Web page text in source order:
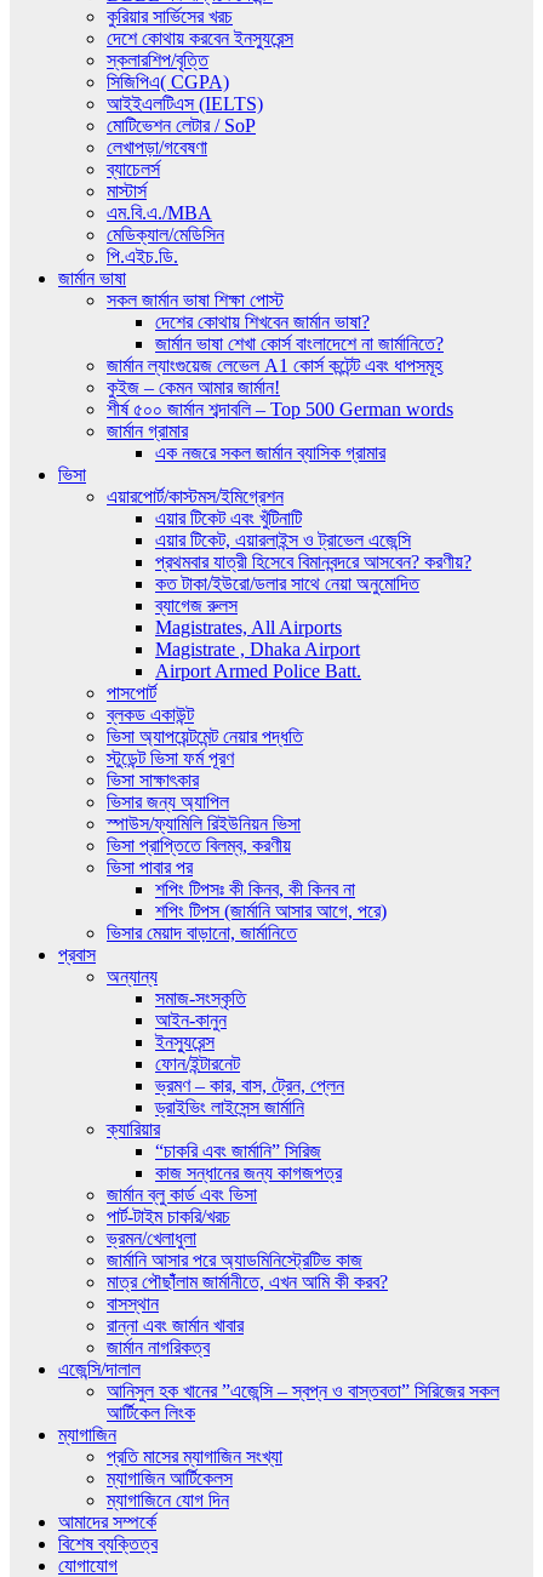
কুরিয়ার সার্ভিসের খরচ
দেশে কোথায় করবেন ইনস্যুরেন্স
স্কলারশিপ/বৃত্তি
সিজিপিএ( CGPA)
আইইএলটিএস (IELTS)
মোটিভেশন লেটার / SoP
লেখাপড়া/গবেষণা
ব্যাচেলর্স
মাস্টার্স
এম.বি.এ./MBA
মেডিক্যাল/মেডিসিন
পি.এইচ.ডি.
জার্মান ভাষা
সকল জার্মান ভাষা শিক্ষা পোস্ট
দেশের কোথায় শিখবেন জার্মান ভাষা?
জার্মান ভাষা শেখা কোর্স বাংলাদেশে না জার্মানিতে?
জার্মান ল্যাংগুয়েজ লেভেল A1 কোর্স কন্টেন্ট এবং ধাপসমূহ
কুইজ – কেমন আমার জার্মান!
শীর্ষ ৫০০ জার্মান শব্দাবলি – Top 500 German words
জার্মান গ্রামার
এক নজরে সকল জার্মান ব্যাসিক গ্রামার
ভিসা
এয়ারপোর্ট/কাস্টমস/ইমিগ্রেশন
এয়ার টিকেট এবং খুঁটিনাটি
এয়ার টিকেট, এয়ারলাইন্স ও ট্রাভেল এজেন্সি
প্রথমবার যাত্রী হিসেবে বিমানবন্দরে আসবেন? করণীয়?
কত টাকা/ইউরো/ডলার সাথে নেয়া অনুমোদিত
ব্যাগেজ রুলস
Magistrates, All Airports
Magistrate , Dhaka Airport
Airport Armed Police Batt.
পাসপোর্ট
ব্লকড একাউন্ট
ভিসা অ্যাপয়েন্টমেন্ট নেয়ার পদ্ধতি
স্টুডেন্ট ভিসা ফর্ম পূরণ
ভিসা সাক্ষাৎকার
ভিসার জন্য অ্যাপিল
স্পাউস/ফ্যামিলি রিইউনিয়ন ভিসা
ভিসা প্রাপ্তিতে বিলম্ব, করণীয়
ভিসা পাবার পর
শপিং টিপসঃ কী কিনব, কী কিনব না
শপিং টিপস (জার্মানি আসার আগে, পরে)
ভিসার মেয়াদ বাড়ানো, জার্মানিতে
প্রবাস
অন্যান্য
সমাজ-সংস্কৃতি
আইন-কানুন
ইনস্যুরেন্স
ফোন/ইন্টারনেট
ভ্রমণ – কার, বাস, ট্রেন, প্লেন
ড্রাইভিং লাইসেন্স জার্মানি
ক্যারিয়ার
“চাকরি এবং জার্মানি” সিরিজ
কাজ সন্ধানের জন্য কাগজপত্র
জার্মান ব্লু কার্ড এবং ভিসা
পার্ট-টাইম চাকরি/খরচ
ভ্রমন/খেলাধুলা
জার্মানি আসার পরে অ্যাডমিনিস্ট্রেটিভ কাজ
মাত্র পৌছাঁঁলাম জার্মানীতে, এখন আমি কী করব?
বাসস্থান
রান্না এবং জার্মান খাবার
জার্মান নাগরিকত্ব
এজেন্সি/দালাল
আনিসুল হক খানের ”এজেন্সি – স্বপ্ন ও বাস্তবতা” সিরিজের সকল
আর্টিকেল লিংক
ম্যাগাজিন
প্রতি মাসের ম্যাগাজিন সংখ্যা
ম্যাগাজিন আর্টিকেলস
ম্যাগাজিনে যোগ দিন
আমাদের সম্পর্কে
বিশেষ ব্যক্তিত্ব
যোগাযোগ